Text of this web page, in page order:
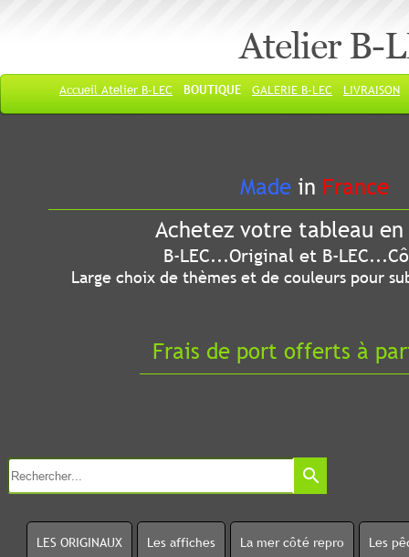
Atelier B-
Accueil Atelier B-LEC BOUTIQUE GALERIE B-LEC LIVRAISON
Made in France
Achetez votre tableau
B-LEC...Original et B-
Large choix de thèmes et de couleurs pour
Frais de port offerts à
search
LES ORIGINAUX Les affiches La mer côté repro Les